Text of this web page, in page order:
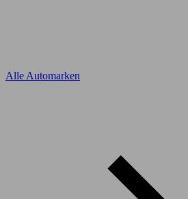
Alle Automarken